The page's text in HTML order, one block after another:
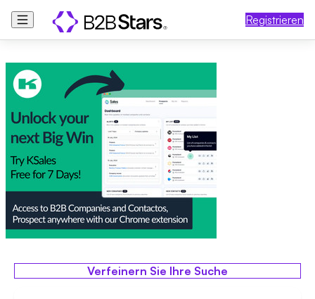
Registrieren
Verfeinern Sie Ihre Suche